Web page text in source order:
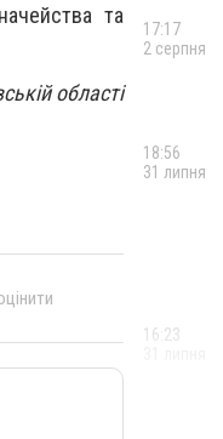
та
області
17:17
2 серпня
18:56
31 липня
16:23